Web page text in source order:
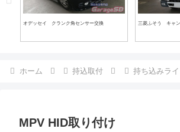
オデッセイ クランク角センサー交換 三菱ふそう キャ
ホーム 持込取付 持ち込みラ
MPV HID取り付け